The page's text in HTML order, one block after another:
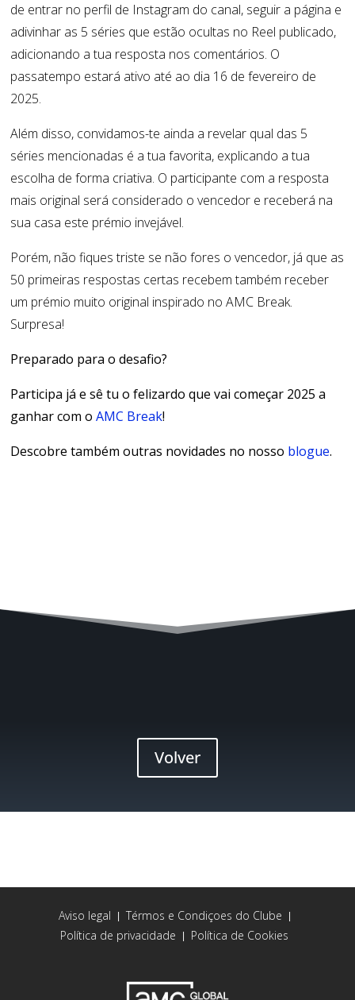
de entrar no perfil de Instagram do canal, seguir a página e
adivinhar as 5 séries que estão ocultas no Reel publicado,
adicionando a tua resposta nos comentários. O
passatempo estará ativo até ao dia 16 de fevereiro de
2025.
Além disso, convidamos-te ainda a revelar qual das 5
séries mencionadas é a tua favorita, explicando a tua
escolha de forma criativa. O participante com a resposta
mais original será considerado o vencedor e receberá na
sua casa este prémio invejável.
Porém, não fiques triste se nãofores o vencedor, já que as
50 primeiras respostas certas recebemtambém receber
um prémio muito original inspirado no AMC Break.
Surpresa!
Preparado para o desafio?
Participa já esê tuo felizardo que vai começar 2025a
ganharcom oAMC Break!
Descobre também outras novidades no nosso blogue.
Volver
Aviso legal | Térmos e Condiçoes do Clube |
Política de privacidade | Política de Cookies